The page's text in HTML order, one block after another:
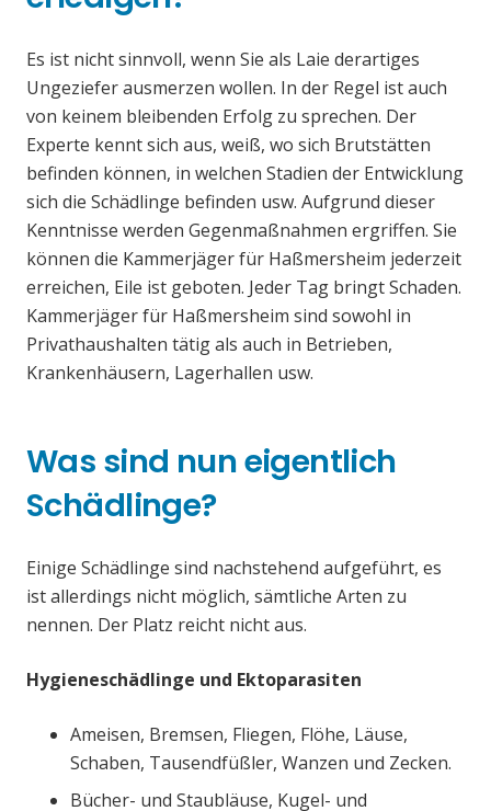
Es ist nicht sinnvoll, wenn Sie als Laie derartiges
Ungeziefer ausmerzen wollen. In der Regel ist auch
von keinem bleibenden Erfolg zu sprechen. Der
Experte kennt sich aus, weiß, wo sich Brutstätten
befinden können, in welchen Stadien der Entwicklung
sich die Schädlinge befinden usw. Aufgrund dieser
Kenntnisse werden Gegenmaßnahmen ergriffen. Sie
können die Kammerjäger für Haßmersheim jederzeit
erreichen, Eile ist geboten. Jeder Tag bringt Schaden.
Kammerjäger für Haßmersheim sind sowohl in
Privathaushalten tätig als auch in Betrieben,
Krankenhäusern, Lagerhallen usw.
Was sind nun eigentlich
Schädlinge?
Einige Schädlinge sind nachstehend aufgeführt, es
ist allerdings nicht möglich, sämtliche Arten zu
nennen. Der Platz reicht nicht aus.
Hygieneschädlinge und Ektoparasiten
Ameisen, Bremsen, Fliegen, Flöhe, Läuse,
Schaben, Tausendfüßler, Wanzen und Zecken.
Bücher- und Staubläuse, Kugel- und